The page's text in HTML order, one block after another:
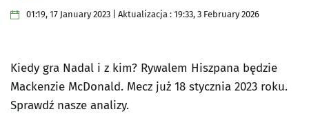
01:19, 17 January 2023 | Aktualizacja : 19:33, 3 February 2026
Kiedy gra Nadal i z kim? Rywalem Hiszpana będzie
Mackenzie McDonald. Mecz już 18 stycznia 2023 roku.
Sprawdź nasze analizy.